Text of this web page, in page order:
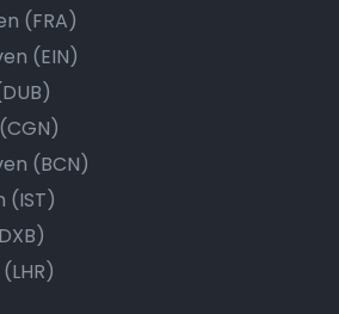
(FRA)
(EIN)
(BCN)
(IST)